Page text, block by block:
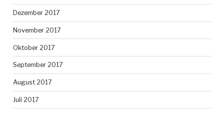
Dezember 2017
November 2017
Oktober 2017
September 2017
August 2017
Juli 2017